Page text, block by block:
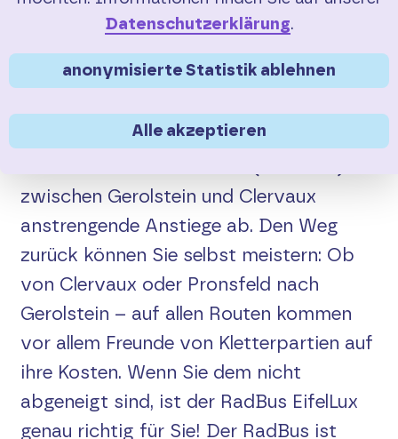
Eifel-Mosel (777)
EifelLux (460)
Maare (351)
Maare-Mosel-Express (555)
Nimstal (420)
Oberes Sauertal (431)
RadBusEifelLux
In der Eifel finden Sie keine alpinen
Zumindest in einer Richtung nimmt
zwischen Gerolstein und Clervaux
anstrengende Anstiege ab. Den Weg
zurück können Sie selbst meistern: Ob
von Clervaux oder Pronsfeld nach
Gerolstein – auf allen Routen kommen
vor allem Freunde von Kletterpartien auf
ihre Kosten. Wenn Sie dem nicht
abgeneigt sind, ist der RadBus EifelLux
genau richtig für Sie! Der RadBus ist
Datenschutzerklärung.
anonymisierte Statistik ablehnen
Alle akzeptieren